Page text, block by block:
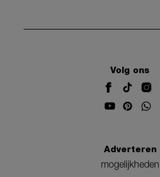
Volg ons
Adverteren
mogelijkheden